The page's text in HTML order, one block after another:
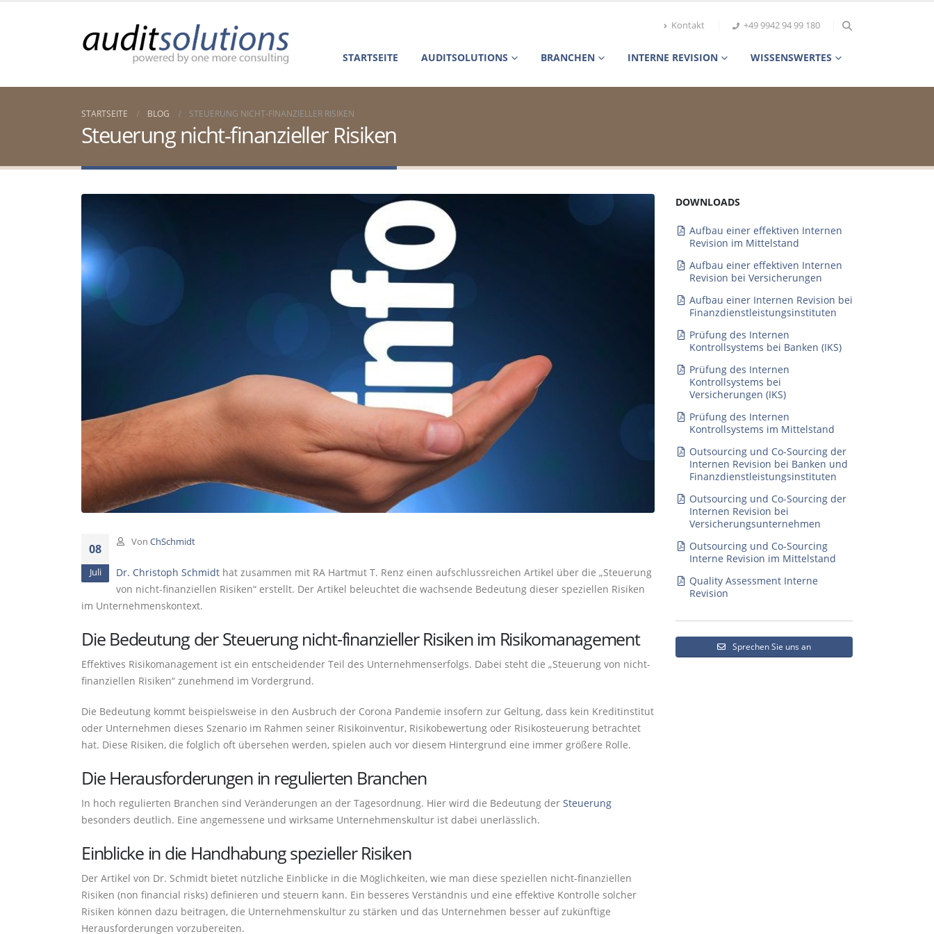
Kontakt +49 9942 94 99 180
STARTSEITE AUDITSOLUTIONS BRANCHEN INTERNE REVISION WISSENSWERTES
STARTSEITE BLOG STEUERUNG NICHT-FINANZIELLER RISIKEN
Steuerung nicht-finanzieller Risiken
08
Juli
Von ChSchmidt
Dr. Christoph Schmidt hat zusammen mit RA Hartmut T. Renz einen aufschlussreichen Artikel über die „Steuerung
von nicht-finanziellen Risiken“ erstellt. Der Artikel beleuchtet die wachsende Bedeutung dieser speziellen Risiken
im Unternehmenskontext.
Die Bedeutung der Steuerung nicht-finanzieller Risiken im Risikomanagement
Effektives Risikomanagement ist ein entscheidender Teil des Unternehmenserfolgs. Dabei steht die „Steuerung von nicht-
finanziellen Risiken“ zunehmend im Vordergrund.
Die Bedeutung kommt beispielsweise in den Ausbruch der Corona Pandemie insofern zur Geltung, dass kein Kreditinstitut
oder Unternehmen dieses Szenario im Rahmen seiner Risikoinventur, Risikobewertung oder Risikosteuerung betrachtet
hat. Diese Risiken, die folglich oft übersehen werden, spielen auch vor diesem Hintergrund eine immer größere Rolle.
Die Herausforderungen in regulierten Branchen
In hoch regulierten Branchen sind Veränderungen an der Tagesordnung. Hier wird die Bedeutung der Steuerung
besonders deutlich. Eine angemessene und wirksame Unternehmenskultur ist dabei unerlässlich.
Einblicke in die Handhabung spezieller Risiken
Der Artikel von Dr. Schmidt bietet nützliche Einblicke in die Möglichkeiten, wie man diese speziellen nicht-finanziellen
Risiken (non financial risks) definieren und steuern kann. Ein besseres Verständnis und eine effektive Kontrolle solcher
Risiken können dazu beitragen, die Unternehmenskultur zu stärken und das Unternehmen besser auf zukünftige
Herausforderungen vorzubereiten.
DOWNLOADS
Aufbau einer effektiven Internen
Revision im Mittelstand
Aufbau einer effektiven Internen
Revision bei Versicherungen
Aufbau einer Internen Revision bei
Finanzdienstleistungsinstituten
Prüfung des Internen
Kontrollsystems bei Banken (IKS)
Prüfung des Internen
Kontrollsystems bei
Versicherungen (IKS)
Prüfung des Internen
Kontrollsystems im Mittelstand
Outsourcing und Co-Sourcing der
Internen Revision bei Banken und
Finanzdienstleistungsinstituten
Outsourcing und Co-Sourcing der
Internen Revision bei
Versicherungsunternehmen
Outsourcing und Co-Sourcing
Interne Revision im Mittelstand
Quality Assessment Interne
Revision
Sprechen Sie uns an